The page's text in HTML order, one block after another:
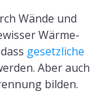
Wände und
Wärme-
gesetzliche
Aber auch
bilden.